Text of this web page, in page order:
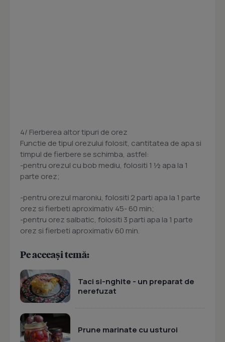
4/ Fierberea altor tipuri de orez
Functie de tipul orezului folosit, cantitatea de apa si
timpul de fierbere se schimba, astfel:
-pentru orezul cu bob mediu, folositi 1 ½ apa la 1
parte orez;
-pentru orezul maroniu, folositi 2 parti apa la 1 parte
orez si fierbeti aproximativ 45- 60 min;
-pentru orez salbatic, folositi 3 parti apa la 1 parte
orez si fierbeti aproximativ 60 min.
Pe aceeași temă:
Taci si-nghite - un preparat de
nerefuzat
Prune marinate cu usturoi